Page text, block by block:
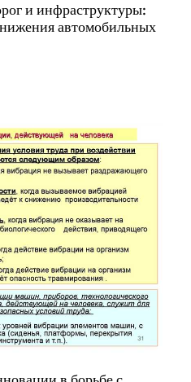
и инфраструктуры:
автомобильных